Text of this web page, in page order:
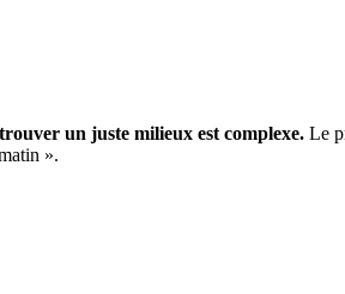
un juste milieux est complexe. Le
».